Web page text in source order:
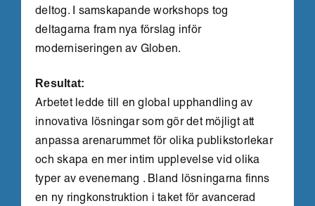
deltog. I samskapande workshops tog
deltagarna fram nya förslag inför
moderniseringen av Globen.
Resultat:
Arbetet ledde till en global upphandling av
innovativa lösningar som gör det möjligt att
anpassa arenarummet för olika publikstorlekar
och skapa en mer intim upplevelse vid olika
typer av evenemang . Bland lösningarna finns
en ny ringkonstruktion i taket för avancerad